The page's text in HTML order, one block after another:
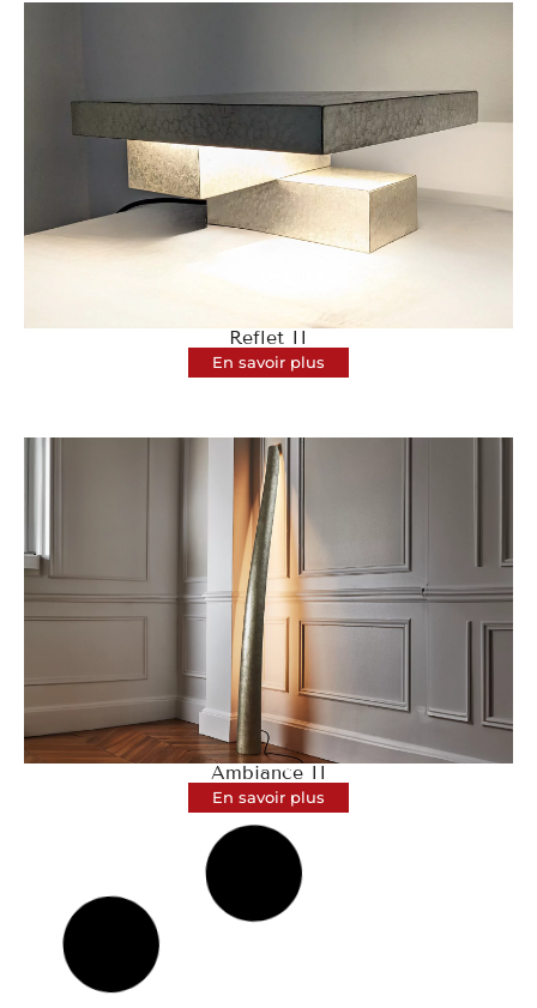
Reflet II
En savoir plus
Ambiance II
En savoir plus